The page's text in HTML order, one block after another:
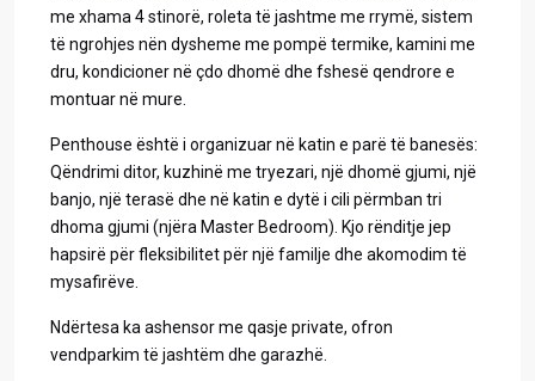
me xhama 4 stinorë, roleta të jashtme me rrymë, sistem
të ngrohjes nën dysheme me pompë termike, kamini me
dru, kondicioner në çdo dhomë dhe fshesë qendrore e
montuar në mure.
Penthouse është i organizuar në katin e parë të banesës:
Qëndrimi ditor, kuzhinë me tryezari, një dhomë gjumi, një
banjo, një terasë dhe në katin e dytë i cili përmban tri
dhoma gjumi (njëra Master Bedroom). Kjo rënditje jep
hapsirë për fleksibilitet për një familje dhe akomodim të
mysafirëve.
Ndërtesa ka ashensor me qasje private, ofron
vendparkim të jashtëm dhe garazhë.